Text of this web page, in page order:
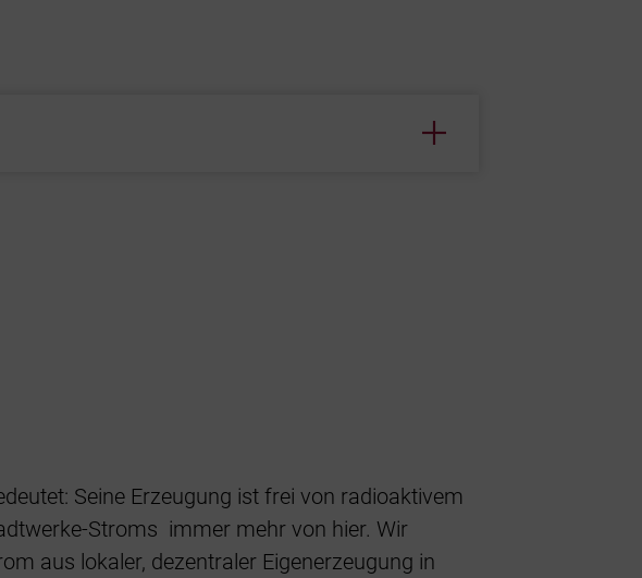
Seine Erzeugung ist frei von radioaktivem
Stroms immer mehr von hier. Wir
aus lokaler, dezentraler Eigenerzeugung in